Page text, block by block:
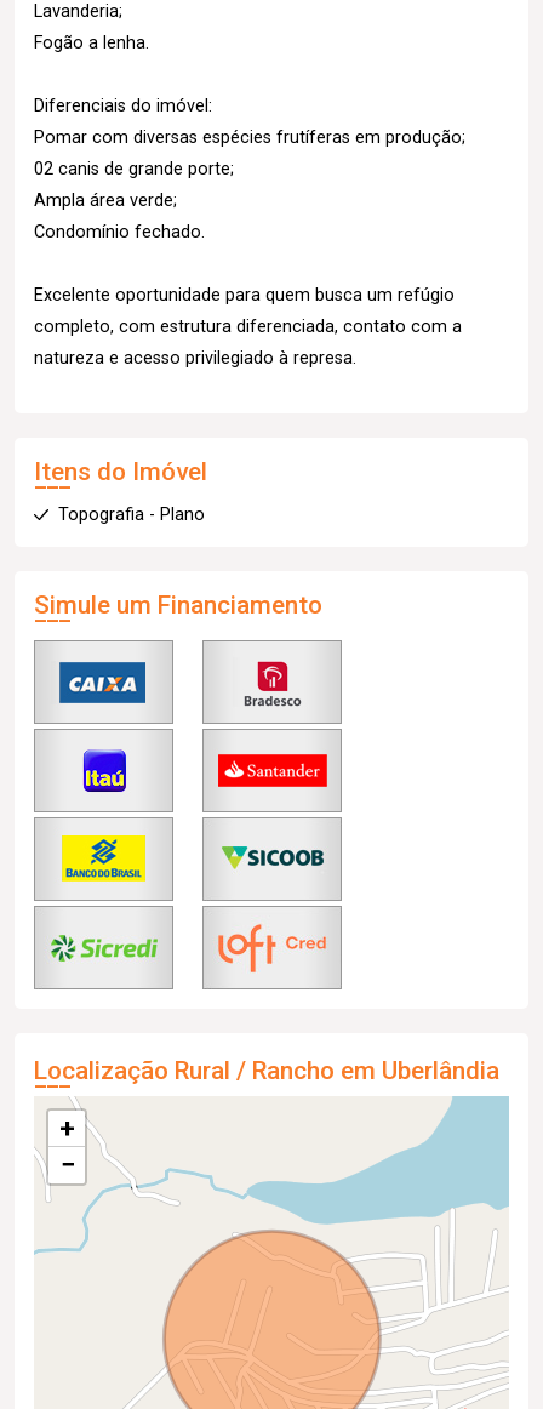
Lavanderia;
Fogão a lenha.
Diferenciais do imóvel:
Pomar com diversas espécies frutíferas em produção;
02 canis de grande porte;
Ampla área verde;
Condomínio fechado.
Excelente oportunidade para quem busca um refúgio
completo, com estrutura diferenciada, contato com a
natureza e acesso privilegiado à represa.
Itens do Imóvel
Topografia - Plano
Simule um Financiamento
Localização Rural / Rancho em Uberlândia
+
−